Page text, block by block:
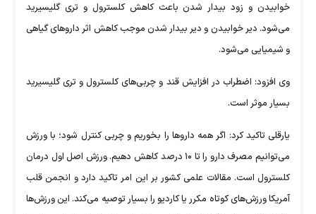
خوابیدن و زود بیدار شدن باعث کاهش کلسترول و تری گلیسیرید
می‌شود. دیر خوابیدن و دیر بیدار شدن موجب کاهش اثر دارو‌های گیاهی
و شیمیایی می‌شود.
وی افزود: اضطراب در افزایش قند و چربی‌های کلسترول و تری گلیسیرید
بسیار موثر است.
یارقلی تاکید کرد: اگر همه دارو‌ها را بخوریم و چربی کنترل شود؛ با ورزش
می‌توانیم مصرف دارو را تا ۱۰ درصد کاهش دهیم. ورزش اصل اول درمان
کلسترول است. مقالات علمی کشور بر این امر تاکید دارد و انجمن قلب
آمریکا ورزش‌های کوتاه مکرر یا کاردیو را بسیار توصیه می‌کند. این ورزش‌ها